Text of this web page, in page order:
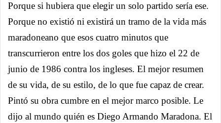
Porque si hubiera que elegir un solo partido sería ese.
Porque no existió ni existirá un tramo de la vida más
maradoneano que esos cuatro minutos que
transcurrieron entre los dos goles que hizo el 22 de
junio de 1986 contra los ingleses. El mejor resumen
de su vida, de su estilo, de lo que fue capaz de crear.
Pintó su obra cumbre en el mejor marco posible. Le
dijo al mundo quién es Diego Armando Maradona. El